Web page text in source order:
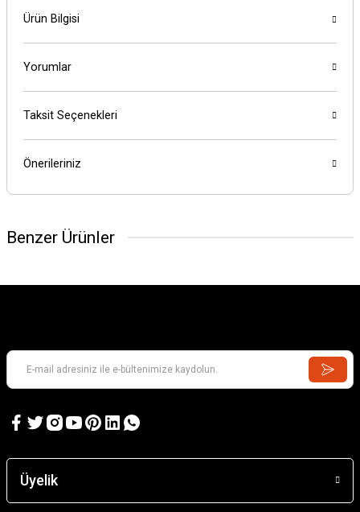
Ürün Bilgisi
Yorumlar
Taksit Seçenekleri
Önerileriniz
Benzer Ürünler
Üyelik